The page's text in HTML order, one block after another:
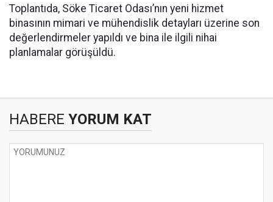
Toplantıda, Söke Ticaret Odası’nın yeni hizmet
binasının mimari ve mühendislik detayları üzerine son
değerlendirmeler yapıldı ve bina ile ilgili nihai
planlamalar görüşüldü.
HABERE YORUM KAT